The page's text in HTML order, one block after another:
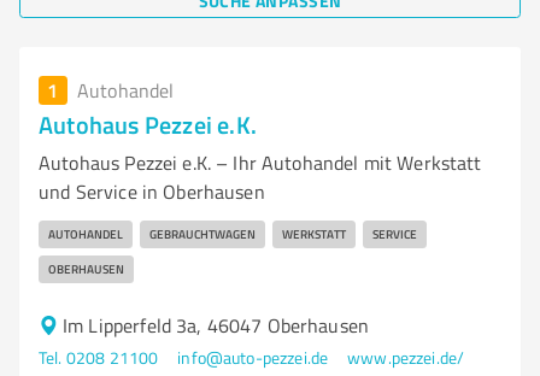
1 Autohandel
Autohaus Pezzei e.K.
Autohaus Pezzei e.K. – Ihr Autohandel mit Werkstatt
und Service in Oberhausen
AUTOHANDEL GEBRAUCHTWAGEN WERKSTATT SERVICE
OBERHAUSEN
Im Lipperfeld 3a, 46047 Oberhausen
Tel. 0208 21100 info@auto-pezzei.de www.pezzei.de/